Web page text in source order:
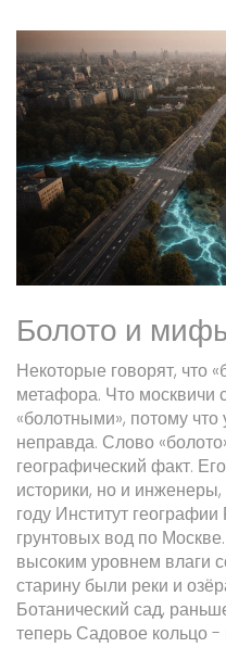
Болото и
Некоторые говорят, что
метафора. Что москвичи
«болотными», потому
неправда. Слово
географический факт.
историки, но и
году Институт
грунтовых вод по
высоким уровнем влаги
старину были реки и
Ботанический сад,
теперь Садовое кольцо